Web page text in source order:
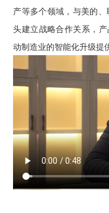
产等多个领域，与美的
头建立战略合作关系，
动制造业的智能化升级提